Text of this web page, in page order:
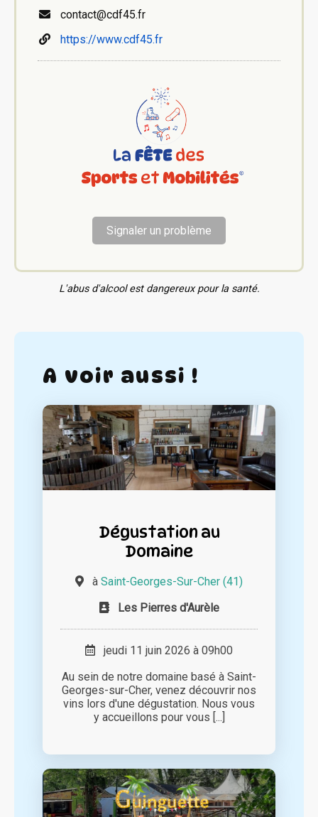
contact@cdf45.fr
https://www.cdf45.fr
Signaler un problème
L'abus d'alcool est dangereux pour la santé.
A voir aussi !
Dégustation au
Domaine
à Saint-Georges-Sur-Cher (41)
Les Pierres d'Aurèle
jeudi 11 juin 2026 à 09h00
Au sein de notre domaine basé à Saint-
Georges-sur-Cher, venez découvrir nos
vins lors d'une dégustation. Nous vous
y accueillons pour vous [...]